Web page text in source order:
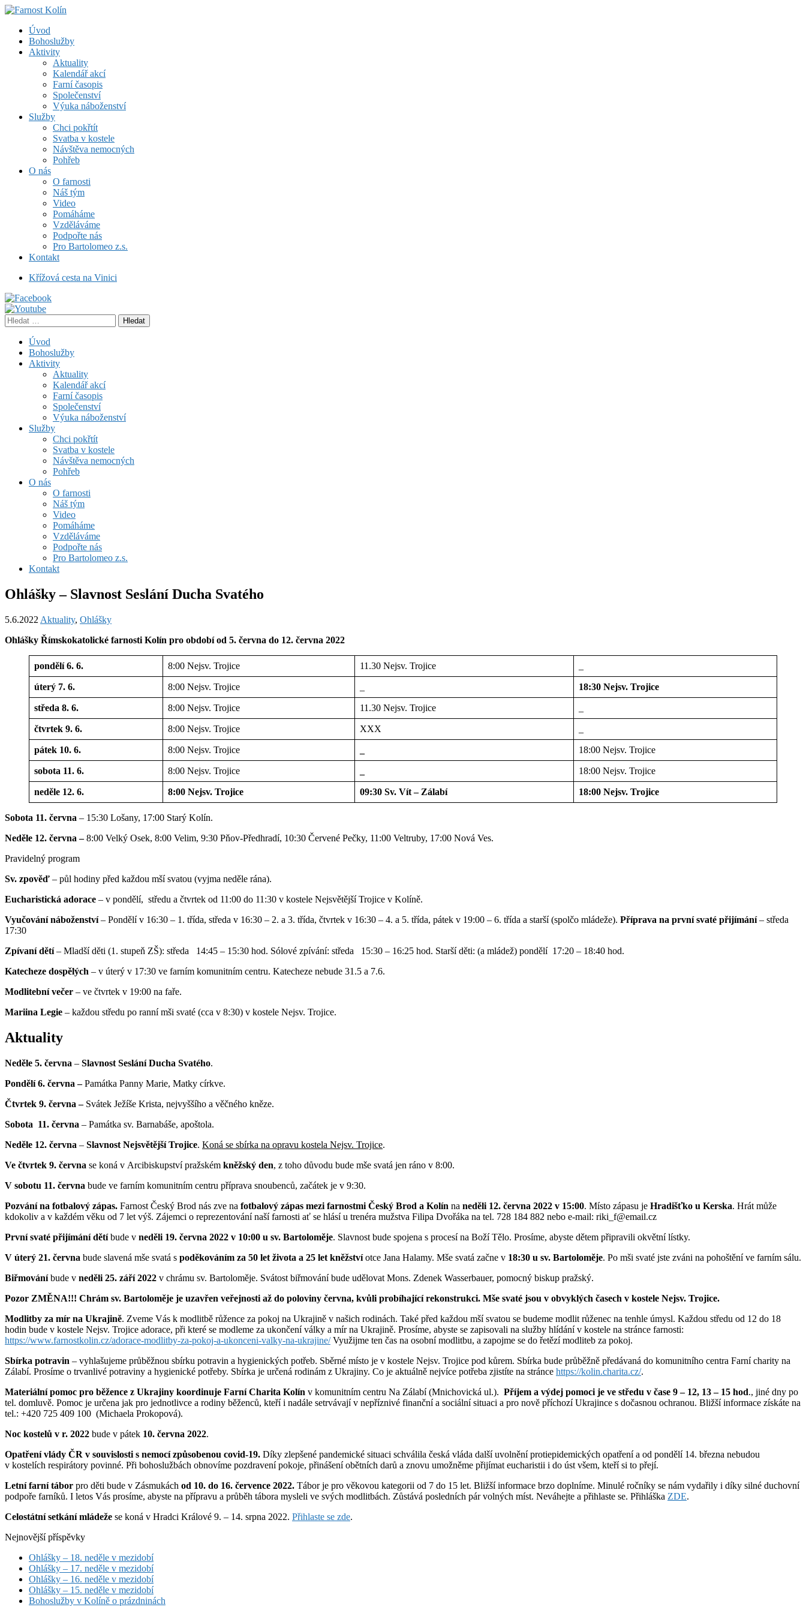
Skip
content
Farnost Kolín
Úvod
Bohoslužby
Aktivity
Aktuality
Kalendář akcí
Farní časopis
Společenství
Výuka náboženství
Služby
Chci pokřtít
Svatba v kostele
Návštěva nemocných
Pohřeb
O nás
O farnosti
Náš tým
Video
Pomáháme
Vzděláváme
Podpořte nás
Pro Bartolomeo z.s.
Kontakt
Křížová cesta na Vinici
Vyhledávání
Úvod
Bohoslužby
Aktivity
Aktuality
Kalendář akcí
Farní časopis
Společenství
Výuka náboženství
Služby
Chci pokřtít
Svatba v kostele
Návštěva nemocných
Pohřeb
O nás
O farnosti
Náš tým
Video
Pomáháme
Vzděláváme
Podpořte nás
Pro Bartolomeo z.s.
Kontakt
Ohlášky – Slavnost Seslání Ducha Svatého
5.6.2022 Aktuality, Ohlášky
Ohlášky Římskokatolické farnosti Kolín pro období od 5. června do 12. června 2022
pondělí 6. 6. 8:00 Nejsv. Trojice 11.30 Nejsv. Trojice
úterý 7. 6. 8:00 Nejsv. Trojice 18:30 Nejsv. Trojice
středa 8. 6. 8:00 Nejsv. Trojice 11.30 Nejsv. Trojice
čtvrtek 9. 6. 8:00 Nejsv. Trojice XXX
pátek 10. 6. 8:00 Nejsv. Trojice 18:00 Nejsv. Trojice
sobota 11. 6. 8:00 Nejsv. Trojice 18:00 Nejsv. Trojice
neděle 12. 6. 8:00 Nejsv. Trojice 09:30 Sv. Vít – Zálabí 18:00 Nejsv. Trojice
Sobota 11. června – 15:30 Lošany, 17:00 Starý Kolín.
Neděle 12. června –8:00 Velký Osek, 8:00 Velim, 9:30 Pňov-Předhradí, 10:30 Červené Pečky, 11:00 Veltruby, 17:00 Nová Ves.
Pravidelný program
Sv. zpověď – půl hodiny před každou mší svatou (vyjma neděle rána).
Eucharistická adorace – v pondělí, středu a čtvrtek od 11:00 do 11:30 v kostele Nejsvětější Trojice v Kolíně.
Vyučování náboženství– Pondělí v 16:30 – 1. třída, středa v 16:30 – 2. a 3. třída, čtvrtek v 16:30 – 4. a 5. třída, pátek v 19:00 – 6. třída a starší (spolčo mládeže). Příprava na první svaté přijímání– středa
17:30
Zpívaní dětí– Mladší děti (1. stupeň ZŠ): středa 14:45 – 15:30 hod. Sólové zpívání: středa 15:30 – 16:25 hod. Starší děti: (a mládež) pondělí 17:20 – 18:40 hod.
Katecheze dospělých – v úterý v 17:30 ve farním komunitním centru. Katecheze nebude 31.5 a 7.6.
Modlitební večer – ve čtvrtek v 19:00 na faře.
Mariina Legie – každou středu po ranní mši svaté (cca v 8:30) v kostele Nejsv. Trojice.
Aktuality
Neděle 5. června – Slavnost Seslání Ducha Svatého.
Pondělí 6. června –Památka Panny Marie, Matky církve.
Čtvrtek 9. června – Svátek Ježíše Krista, nejvyššího a věčného kněze.
Sobota 11. června – Památka sv. Barnabáše, apoštola.
Neděle 12. června – Slavnost Nejsvětější Trojice. Koná se sbírka na opravu kostela Nejsv. Trojice.
Ve čtvrtek 9. června se koná v Arcibiskupství pražském kněžský den, z toho důvodu bude mše svatá jen ráno v 8:00.
V sobotu 11. června bude ve farním komunitním centru příprava snoubenců, začátek je v 9:30.
Pozvání na fotbalový zápas. Farnost Český Brod nás zve na fotbalový zápas mezi farnostmi Český Brod a Kolín na neděli 12. června 2022 v 15:00. Místo zápasu je Hradišťko u Kerska. Hrát může
kdokoliv a v každém věku od 7 let výš. Zájemci o reprezentování naší farnosti ať se hlásí u trenéra mužstva Filipa Dvořáka na tel. 728 184 882 nebo e-mail: riki_f@email.cz
První svaté přijímání dětíbude v neděli 19. června 2022 v 10:00 u sv. Bartoloměje. Slavnost bude spojena s procesí na Boží Tělo. Prosíme, abyste dětem připravili okvětní lístky.
V úterý 21. června bude slavená mše svatá s poděkováním za 50 let života a 25 let kněžstvíotce Jana Halamy. Mše svatá začne v 18:30 u sv. Bartoloměje. Po mši svaté jste zváni na pohoštění ve farním sálu.
Biřmováníbude v neděli 25. září 2022 v chrámu sv. Bartoloměje. Svátost biřmování bude udělovat Mons. Zdenek Wasserbauer, pomocný biskup pražský.
Pozor ZMĚNA!!! Chrám sv. Bartoloměje je uzavřen veřejnosti až do poloviny června, kvůli probíhající rekonstrukci. Mše svaté jsou v obvyklých časech v kostele Nejsv. Trojice.
Modlitby za mír na Ukrajině. Zveme Vás k modlitbě růžence za pokoj na Ukrajině v našich rodinách. Také před každou mší svatou se budeme modlit růženec na tenhle úmysl. Každou středu od 12 do 18
hodin bude v kostele Nejsv. Trojice adorace, při které se modleme za ukončení války a mír na Ukrajině. Prosíme, abyste se zapisovali na služby hlídání v kostele na stránce farnosti:
https://www.farnostkolin.cz/adorace-modlitby-za-pokoj-a-ukonceni-valky-na-ukrajine/Využijme ten čas na osobní modlitbu, a zapojme se do řetězí modliteb za pokoj.
Sbírka potravin – vyhlašujeme průběžnou sbírku potravin a hygienických potřeb. Sběrné místo je v kostele Nejsv. Trojice pod kůrem. Sbírka bude průběžně předávaná do komunitního centra Farní charity na
Zálabí. Prosíme o trvanlivé potraviny a hygienické potřeby. Sbírka je určená rodinám z Ukrajiny. Co je aktuálně nejvíce potřeba zjistíte na stránce https://kolin.charita.cz/.
Materiální pomoc pro běžence z Ukrajiny koordinuje Farní Charita Kolín v komunitním centru Na Zálabí (Mnichovická ul.). Příjem a výdej pomoci je ve středu v čase 9 – 12, 13 – 15 hod., jiné dny po
tel. domluvě. Pomoc je určena jak pro jednotlivce a rodiny běženců, kteří i nadále setrvávají v nepříznivé finanční a sociální situaci a pro nově příchozí Ukrajince s dočasnou ochranou. Bližší informace získáte na
tel.: +420 725 409 100 (Michaela Prokopová).
Noc kostelů v r. 2022 bude v pátek 10. června 2022.
Opatření vlády ČR v souvislosti s nemocí způsobenou covid-19. Díky zlepšené pandemické situaci schválila česká vláda další uvolnění protiepidemických opatření a od pondělí 14. března nebudou
v kostelích respirátory povinné. Při bohoslužbách obnovíme pozdravení pokoje, přinášení obětních darů a znovu umožněme přijímat eucharistii i do úst všem, kteří si to přejí.
Letní farní tábor pro děti bude v Zásmukách od 10. do 16. července 2022. Tábor je pro věkovou kategorii od 7 do 15 let. Bližší informace brzo doplníme. Minulé ročníky se nám vydařily i díky silné duchovní
podpoře farníků. I letos Vás prosíme, abyste na přípravu a průběh tábora mysleli ve svých modlitbách. Zůstává posledních pár volných míst. Neváhejte a přihlaste se. Přihláška ZDE.
Celostátní setkání mládeže se koná v Hradci Králové 9. – 14. srpna 2022. Přihlaste se zde.
Nejnovější příspěvky
Ohlášky – 18. neděle v mezidobí
Ohlášky – 17. neděle v mezidobí
Ohlášky – 16. neděle v mezidobí
Ohlášky – 15. neděle v mezidobí
Bohoslužby v Kolíně o prázdninách